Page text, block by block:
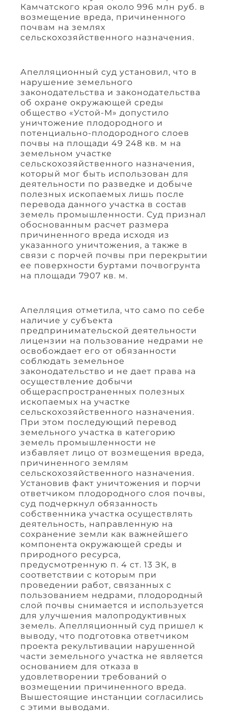
Камчатского края около 996 млн руб. в
возмещение вреда, причиненного
почвам на землях
сельскохозяйственного назначения.
Апелляционный суд установил, что в
нарушение земельного
законодательства и законодательства
об охране окружающей среды
общество «Устой-М» допустило
уничтожение плодородного и
потенциально-плодородного слоев
почвы на площади 49 248 кв. м на
земельном участке
сельскохозяйственного назначения,
который мог быть использован для
деятельности по разведке и добыче
полезных ископаемых лишь после
перевода данного участка в состав
земель промышленности. Суд признал
обоснованным расчет размера
причиненного вреда исходя из
указанного уничтожения, а также в
связи с порчей почвы при перекрытии
ее поверхности буртами почвогрунта
на площади 7907 кв. м.
Апелляция отметила, что само по себе
наличие у субъекта
предпринимательской деятельности
лицензии на пользование недрами не
освобождает его от обязанности
соблюдать земельное
законодательство и не дает права на
осуществление добычи
общераспространенных полезных
ископаемых на участке
сельскохозяйственного назначения.
При этом последующий перевод
земельного участка в категорию
земель промышленности не
избавляет лицо от возмещения вреда,
причиненного землям
сельскохозяйственного назначения.
Установив факт уничтожения и порчи
ответчиком плодородного слоя почвы,
суд подчеркнул обязанность
собственника участка осуществлять
деятельность, направленную на
сохранение земли как важнейшего
компонента окружающей среды и
природного ресурса,
предусмотренную п. 4 ст. 13 ЗК, в
соответствии с которым при
проведении работ, связанных с
пользованием недрами, плодородный
слой почвы снимается и используется
для улучшения малопродуктивных
земель. Апелляционный суд пришел к
выводу, что подготовка ответчиком
проекта рекультивации нарушенной
части земельного участка не является
основанием для отказа в
удовлетворении требований о
возмещении причиненного вреда.
Вышестоящие инстанции согласились
с этими выводами.